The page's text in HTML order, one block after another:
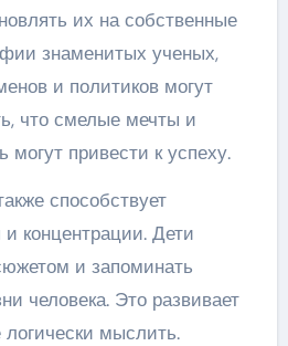
их на собственные
знаменитых ученых,
и политиков могут
что смелые мечты и
могут привести к успеху.
способствует
концентрации. Дети
и запоминать
человека. Это развивает
мыслить.